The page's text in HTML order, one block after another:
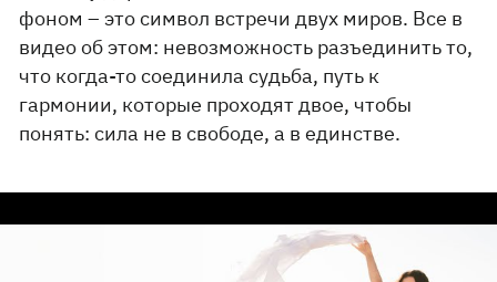
фоном – это символ встречи двух миров. Все в
видео об этом: невозможность разъединить то,
что когда-то соединила судьба, путь к
гармонии, которые проходят двое, чтобы
понять: сила не в свободе, а в единстве.